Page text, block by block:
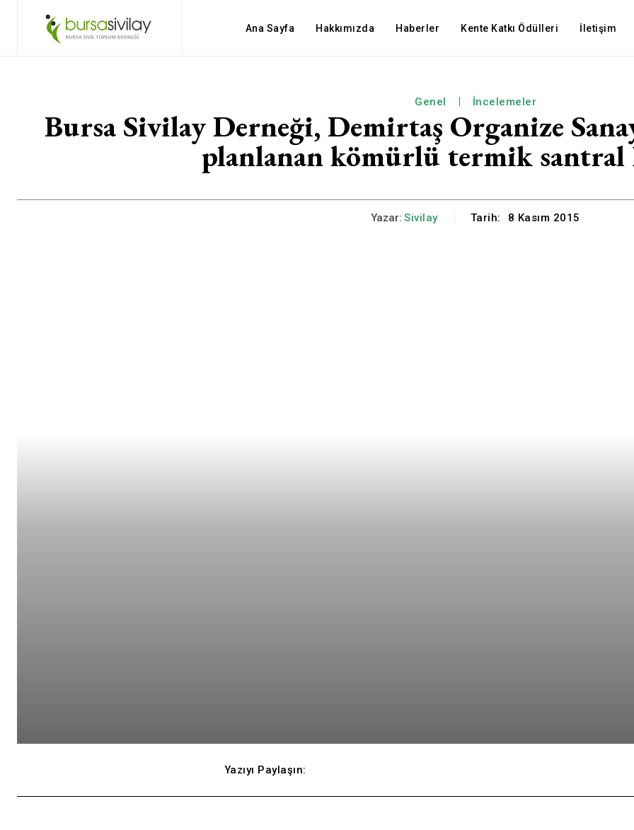
Ana Sayfa Hakkımızda Haberler Kente Katkı Ödülleri İletişim
Genel İncelemeler
Bursa Sivilay Derneği, Demirtaş Organize
planlanan kömürlü termik santral
Yazar: Sivilay Tarih: 8 Kasım 2015
Yazıyı Paylaşın: